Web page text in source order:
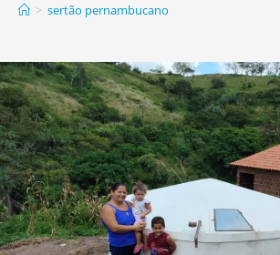
> sertão pernambucano